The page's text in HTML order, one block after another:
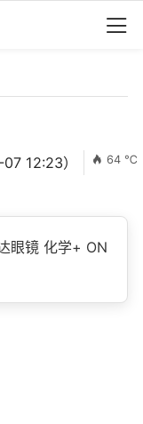
12:23） 64 ℃
眼镜 化学+ ON